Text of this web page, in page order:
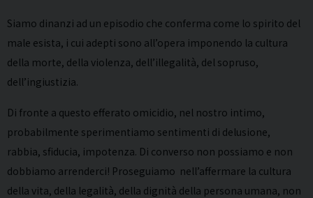
Siamo dinanzi ad un episodio che conferma come lo spirito del
male esista, i cui adepti sono all’opera imponendo la cultura
della morte, della violenza, dell’illegalità, del sopruso,
dell’ingiustizia.
Di fronte a questo efferato omicidio, nel nostro intimo,
probabilmente sperimentiamo sentimenti di delusione,
rabbia, sfiducia, impotenza. Di converso non possiamo e non
dobbiamo arrenderci! Proseguiamo nell’affermare la cultura
della vita, della legalità, della dignità della persona umana, non